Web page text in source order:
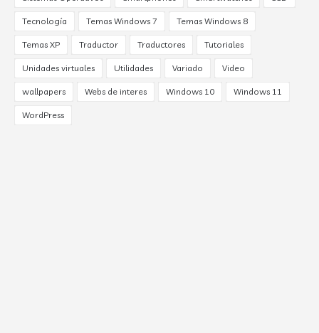
Tecnología Temas Windows 7 Temas Windows 8
Temas XP Traductor Traductores Tutoriales
Unidades virtuales Utilidades Variado Video
wallpapers Webs de interes Windows 10 Windows 11
WordPress